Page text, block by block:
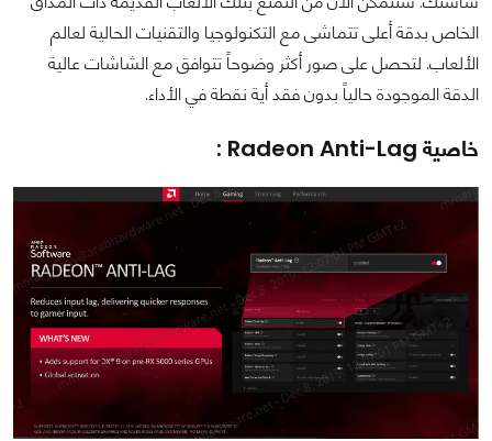
الخاص بدقة أعلى تتماشى مع التكنولوجيا والتقنيات الحالية لعالم
الألعاب. لتحصل على صور أكثر وضوحاً تتوافق مع الشاشات عالية
الدقة الموجودة حالياً بدون فقد أية نقطة في الأداء.
خاصية Radeon Anti-Lag :